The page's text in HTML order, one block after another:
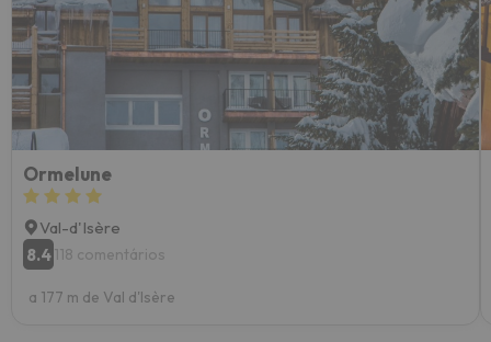
Ormelune
Val-d'Isère
8.4118 comentários
a 177 m de Val d'Isère